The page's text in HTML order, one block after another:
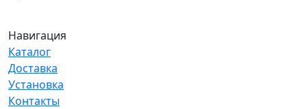
Навигация
Каталог
Доставка
Установка
Контакты